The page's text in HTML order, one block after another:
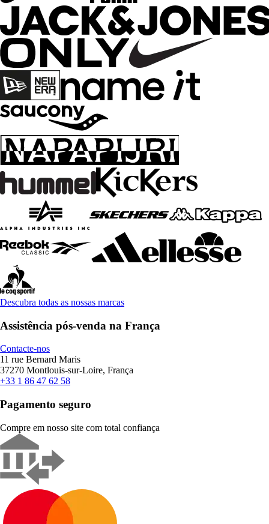
Descubra todas as nossas marcas
Assistência pós-venda na França
Contacte-nos
11 rue Bernard Maris
37270 Montlouis-sur-Loire, França
+33 1 86 47 62 58
Pagamento seguro
Compre em nosso site com total confiança